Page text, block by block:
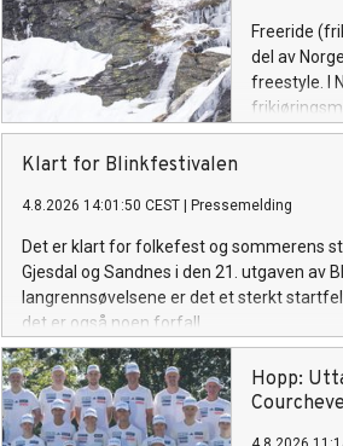
Freeride
del av
freestyle. I
utvikling
Klart for Blinkfestivalen
4.8.2026 14:01:50 CEST Pressemelding
Det er klart for folkefest og sommerens
Gjesdal og Sandnes i den 21. utgaven av
langrennsøvelsene er det et sterkt
det er også noen forfall.
Hopp: